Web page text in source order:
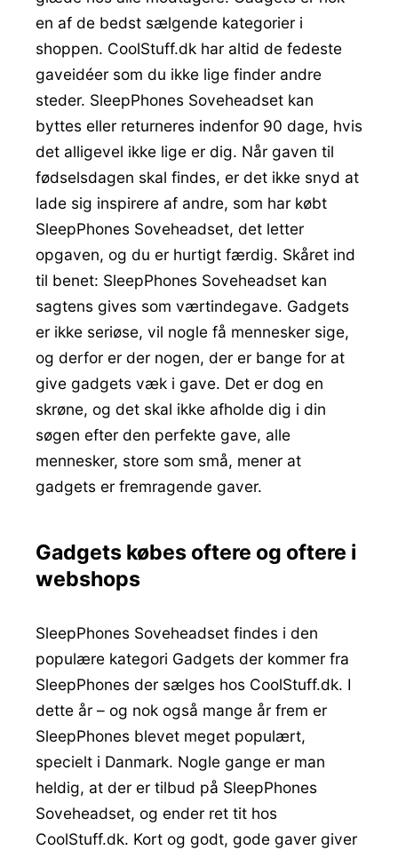
en af de bedst sælgende kategorier i
shoppen. CoolStuff.dk har altid de fedeste
gaveidéer som du ikke lige finder andre
steder. SleepPhones Soveheadset kan
byttes eller returneres indenfor 90 dage, hvis
det alligevel ikke lige er dig. Når gaven til
fødselsdagen skal findes, er det ikke snyd at
lade sig inspirere af andre, som har købt
SleepPhones Soveheadset, det letter
opgaven, og du er hurtigt færdig. Skåret ind
til benet: SleepPhones Soveheadset kan
sagtens gives som værtindegave. Gadgets
er ikke seriøse, vil nogle få mennesker sige,
og derfor er der nogen, der er bange for at
give gadgets væk i gave. Det er dog en
skrøne, og det skal ikke afholde dig i din
søgen efter den perfekte gave, alle
mennesker, store som små, mener at
gadgets er fremragende gaver.
Gadgets købes oftere og oftere i
webshops
SleepPhones Soveheadset findes i den
populære kategori Gadgets der kommer fra
SleepPhones der sælges hos CoolStuff.dk. I
dette år – og nok også mange år frem er
SleepPhones blevet meget populært,
specielt i Danmark. Nogle gange er man
heldig, at der er tilbud på SleepPhones
Soveheadset, og ender ret tit hos
CoolStuff.dk. Kort og godt, gode gaver giver